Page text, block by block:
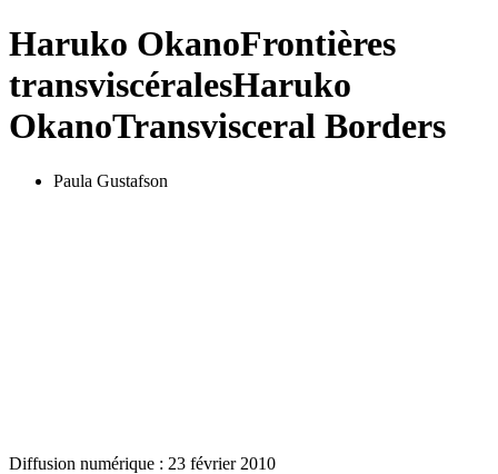
Haruko OkanoFrontières
transviscéralesHaruko
OkanoTransvisceral Borders
Paula Gustafson
Diffusion numérique : 23 février 2010